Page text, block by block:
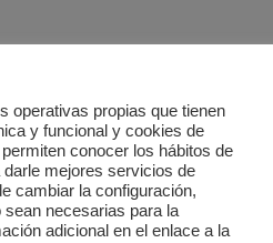
operativas propias que tienen
y funcional y cookies de
conocer los hábitos de
mejores servicios de
cambiar la configuración,
necesarias para la
adicional en el enlace a la